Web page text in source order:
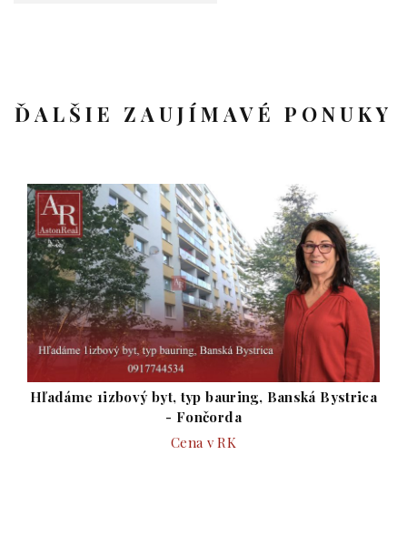
ĎALŠIE ZAUJÍMAVÉ PONUKY
Hľadám súrne 1 izb. byt pre klienta v B. Bystrici